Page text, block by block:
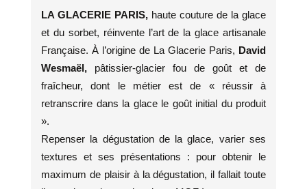
LA GLACERIE PARIS, haute couture de la glace
et du sorbet, réinvente l’art de la glace artisanale
Française. À l’origine de La Glacerie Paris, David
Wesmaël, pâtissier-glacier fou de goût et de
fraîcheur, dont le métier est de « réussir à
retranscrire dans la glace le goût initial du produit
».
Repenser la dégustation de la glace, varier ses
textures et ses présentations : pour obtenir le
maximum de plaisir à la dégustation, il fallait toute